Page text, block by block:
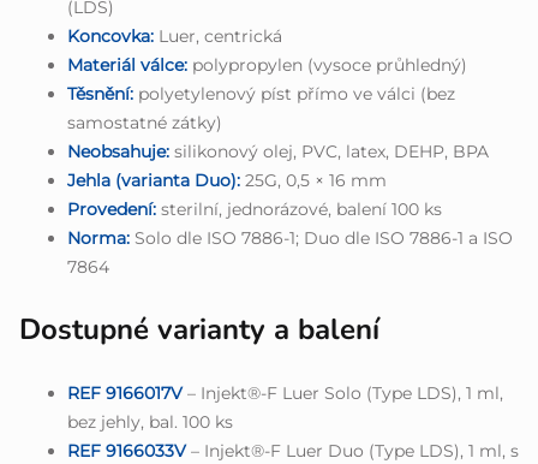
(LDS)
Koncovka: Luer, centrická
Materiál válce: polypropylen (vysoce průhledný)
Těsnění: polyetylenový píst přímo ve válci (bez
samostatné zátky)
Neobsahuje: silikonový olej, PVC, latex, DEHP, BPA
Jehla (varianta Duo): 25G, 0,5 × 16 mm
Provedení: sterilní, jednorázové, balení 100 ks
Norma: Solo dle ISO 7886-1; Duo dle ISO 7886-1 a ISO
7864
Dostupné varianty a balení
REF 9166017V– Injekt®-F Luer Solo (Type LDS), 1 ml,
bez jehly, bal. 100 ks
REF 9166033V– Injekt®-F Luer Duo (Type LDS), 1 ml, s